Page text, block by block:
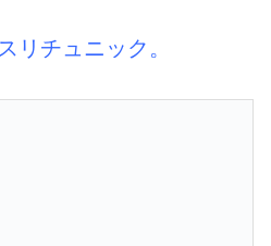
リチュニック。